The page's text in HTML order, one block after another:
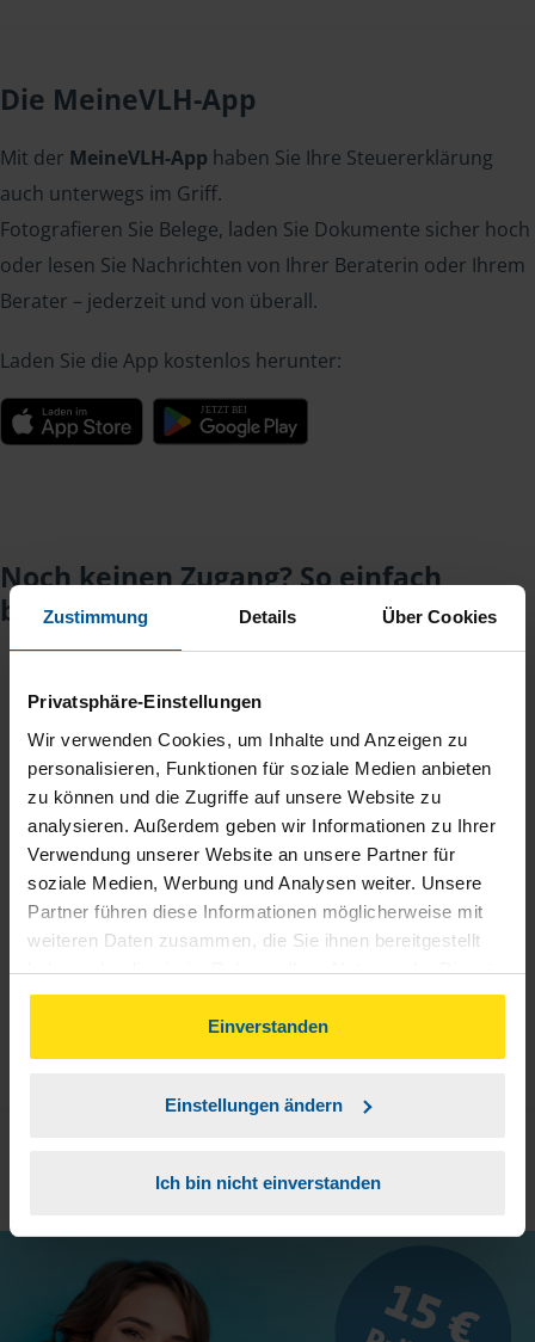
Zustimmung Details Über Cookies
Privatsphäre-Einstellungen
Wir verwenden Cookies, um Inhalte und Anzeigen zu
personalisieren, Funktionen für soziale Medien anbieten
zu können und die Zugriffe auf unsere Website zu
analysieren. Außerdem geben wir Informationen zu Ihrer
Verwendung unserer Website an unsere Partner für
soziale Medien, Werbung und Analysen weiter. Unsere
Partner führen diese Informationen möglicherweise mit
weiteren Daten zusammen, die Sie ihnen bereitgestellt
haben oder die sie im Rahmen Ihrer Nutzung der Dienste
gesammelt haben. Indem Sie auf Einverstanden klicken,
können Sie der Verwendung von Cookies, gemäß
unserer➔ Datenschutzrichtliniezustimmen.
Einverstanden
Einstellungen ändern
Ich bin nicht einverstanden
Die MeineVLH-App
Mit der MeineVLH-App haben Sie Ihre Steuererklärung
auch unterwegs im Griff.
Fotografieren Sie Belege, laden Sie Dokumente sicher hoch
oder lesen Sie Nachrichten von Ihrer Beraterin oder Ihrem
Berater – jederzeit und von überall.
Laden Sie die App kostenlos herunter:
Noch keinen Zugang? So einfach
beantragen Sie ihn.
1
Sie teilen mir mit, dass Sie MeineVLH nutzen
wollen.
2 Sie bekommen eine E-Mail mit Ihren Zugangsdaten
und einem Aktivierungslink.
3 Sie erhalten von mir Ihr Einmal-Passwort.
4
Aktivierungslink anklicken, Einmalpasswort
eingeben und los geht's.